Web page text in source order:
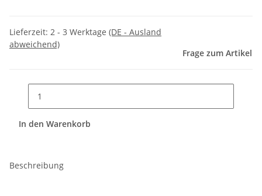
Lieferzeit: 2 - 3 Werktage (DE - Ausland
abweichend)
Frage zum Artikel
In den Warenkorb
Beschreibung